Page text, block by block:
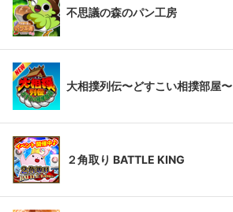
不思議の森のパン工房
大相撲列伝〜どすこい相撲部屋〜
２角取り BATTLE KING